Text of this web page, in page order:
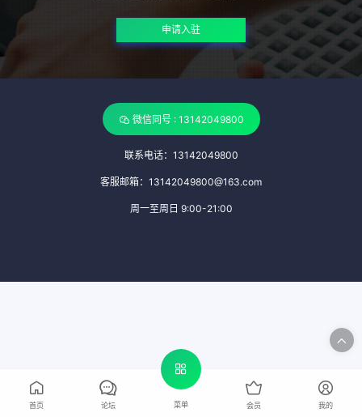
申请入驻
微信同号 : 13142049800
联系电话：13142049800
客服邮箱：13142049800@163.com
周一至周日 9:00-21:00
首页 论坛 菜单 会员 我的